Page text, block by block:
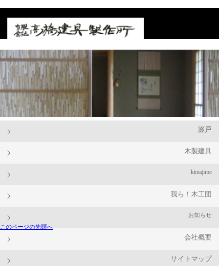
簾戸
木製建具
kimajime
我ら！木工団
お知らせ
会社概要
サイトマップ
このページの先頭へ